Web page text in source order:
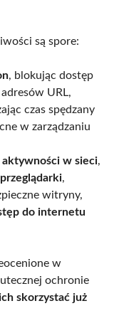
są spore:
, blokując dostęp
URL,
czas spędzany
w zarządzaniu
w sieci,
,
witryny,
do internetu
w
ochronie
skorzystać już